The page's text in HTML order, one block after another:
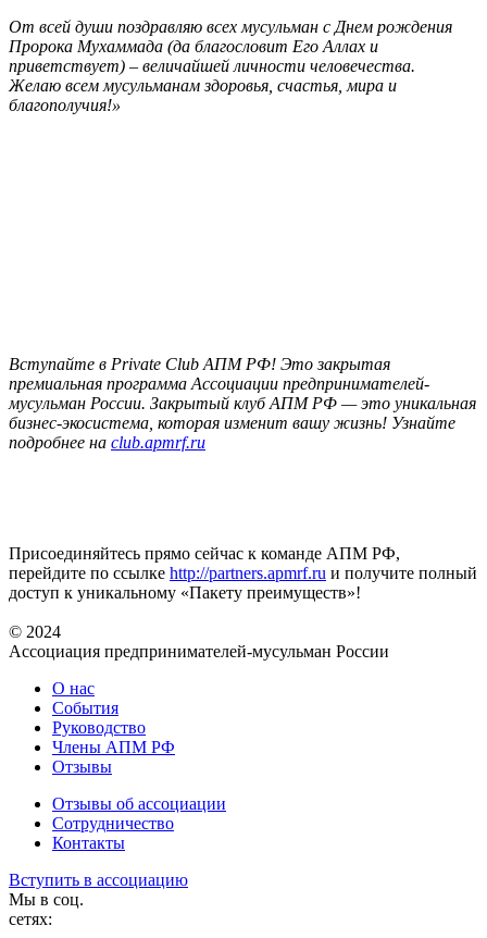
От всей души поздравляю всех мусульман с Днем рождения
Пророка Мухаммада (да благословит Его Аллах и
приветствует) – величайшей личности человечества.
Желаю всем мусульманам здоровья, счастья, мира и
благополучия!»
Вступайте в Private Club АПМ РФ! Это закрытая
премиальная программа Ассоциации предпринимателей-
мусульман России. Закрытый клуб АПМ РФ — это уникальная
бизнес-экосистема, которая изменит вашу жизнь! Узнайте
подробнее на club.apmrf.ru
Присоединяйтесь прямо сейчас к команде АПМ РФ,
перейдите по ссылке http://partners.apmrf.ru и получите полный
доступ к уникальному «Пакету преимуществ»!
© 2024
Ассоциация предпринимателей-мусульман России
О нас
События
Руководство
Члены АПМ РФ
Отзывы
Отзывы об ассоциации
Сотрудничество
Контакты
Вступить в ассоциацию
Мы в соц.
сетях: